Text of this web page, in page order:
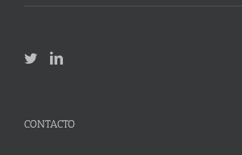
CONTACTO